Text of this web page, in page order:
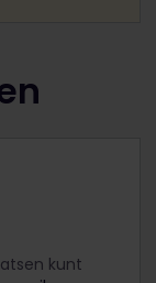
kunt